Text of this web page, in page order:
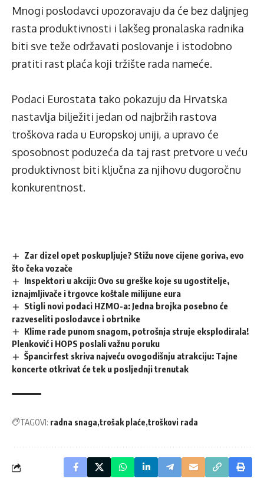
Mnogi poslodavci upozoravaju da će bez daljnjeg
rasta produktivnosti i lakšeg pronalaska radnika
biti sve teže održavati poslovanje i istodobno
pratiti rast plaća koji tržište rada nameće.
Podaci Eurostata tako pokazuju da Hrvatska
nastavlja bilježiti jedan od najbržih rastova
troškova rada u Europskoj uniji, a upravo će
sposobnost poduzeća da taj rast pretvore u veću
produktivnost biti ključna za njihovu dugoročnu
konkurentnost.
Zar dizel opet poskupljuje? Stižu nove cijene goriva, evo
što čeka vozače
Inspektori u akciji: Ovo su greške koje su ugostitelje,
iznajmljivače i trgovce koštale milijune eura
Stigli novi podaci HZMO-a: Jedna brojka posebno će
razveseliti poslodavce i obrtnike
Klime rade punom snagom, potrošnja struje eksplodirala!
Plenković i HOPS poslali važnu poruku
Špancirfest skriva najveću ovogodišnju atrakciju: Tajne
koncerte otkrivat će tek u posljednji trenutak
TAGOVI: radna snaga trošak plaće troškovi rada